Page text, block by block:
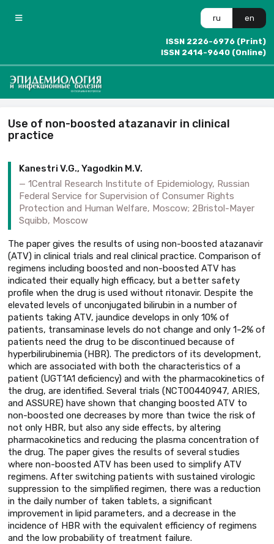
ru en
ISSN 2226-6976 (Print)
ISSN 2414-9640 (Online)
Use of non-boosted atazanavir in clinical
practice
Kanestri V.G., Yagodkin М.V.
1Central Research Institute of Epidemiology, Russian
Federal Service for Supervision of Consumer Rights
Protection and Human Welfare, Moscow; 2Bristol-Mayer
Squibb, Moscow
The paper gives the results of using non-boosted atazanavir
(ATV) in clinical trials and real clinical practice. Comparison of
regimens including boosted and non-boosted ATV has
indicated their equally high efficacy, but a better safety
profile when the drug is used without ritonavir. Despite the
elevated levels of unconjugated bilirubin in a number of
patients taking ATV, jaundice develops in only 10% of
patients, transaminase levels do not change and only 1–2% of
patients need the drug to be discontinued because of
hyperbilirubinemia (HBR). The predictors of its development,
which are associated with both the characteristics of a
patient (UGT1A1 deficiency) and with the pharmacokinetics of
the drug, are identified. Several trials (NCT00440947, ARIES,
and ASSURE) have shown that changing boosted ATV to
non-boosted one decreases by more than twice the risk of
not only HBR, but also any side effects, by altering
pharmacokinetics and reducing the plasma concentration of
the drug. The paper gives the results of several studies
where non-boosted ATV has been used to simplify ATV
regimens. After switching patients with sustained virologic
suppression to the simplified regimen, there was a reduction
in the daily number of taken tablets, a significant
improvement in lipid parameters, and a decrease in the
incidence of HBR with the equivalent efficiency of regimens
and the low probability of treatment failure.